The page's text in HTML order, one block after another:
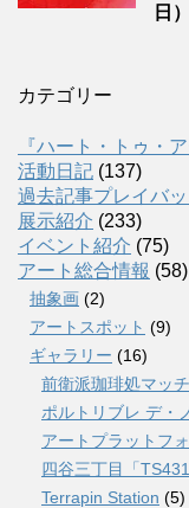
日）
カテゴリー
『ハート・トゥ・
活動日記 (137)
過去記事プレイバッ
展示紹介 (233)
イベント紹介 (75)
アート総合情報 (58)
抽象画 (2)
アートスポット (9)
ギャラリー (16)
前衛派珈琲処マッ
ポルトリブレ デ・
アートプラットフ
四谷三丁目「
Terrapin Station (5)